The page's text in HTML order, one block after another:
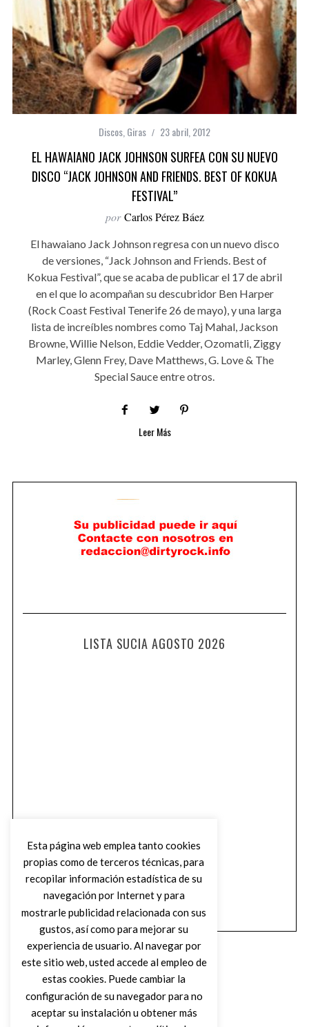
Discos,Giras 23 abril, 2012
EL HAWAIANO JACK JOHNSON SURFEA CON SU NUEVO
DISCO “JACK JOHNSON AND FRIENDS. BEST OF KOKUA
FESTIVAL”
por Carlos Pérez Báez
El hawaiano Jack Johnson regresa con un nuevo disco
de versiones, “Jack Johnson and Friends. Best of
Kokua Festival”, que se acaba de publicar el 17 de abril
en el que lo acompañan su descubridor Ben Harper
(Rock Coast Festival Tenerife 26 de mayo), y una larga
lista de increíbles nombres como Taj Mahal, Jackson
Browne, Willie Nelson, Eddie Vedder, Ozomatli, Ziggy
Marley, Glenn Frey, Dave Matthews, G. Love & The
Special Sauce entre otros.
Leer Más
LISTA SUCIA AGOSTO 2026
Esta página web emplea tanto cookies
propias como de terceros técnicas, para
recopilar información estadística de su
navegación por Internet y para
mostrarle publicidad relacionada con sus
gustos, así como para mejorar su
experiencia de usuario. Al navegar por
este sitio web, usted accede al empleo de
estas cookies. Puede cambiar la
configuración de su navegador para no
aceptar su instalación u obtener más